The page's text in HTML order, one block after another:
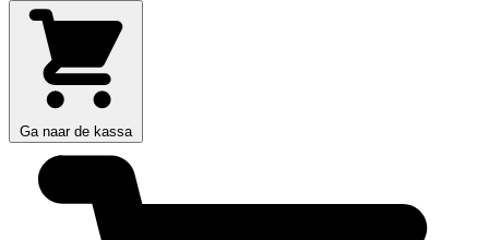
Ga naar de kassa